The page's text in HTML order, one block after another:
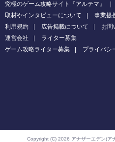
究極のゲーム攻略サイト『アルテマ』
取材やインタビューについて
事業提
利用規約
広告掲載について お問
運営会社
ライター募集
ゲーム攻略ライター募集
プライバシ
Copyright (C) 2026 アナザーエデン(ア